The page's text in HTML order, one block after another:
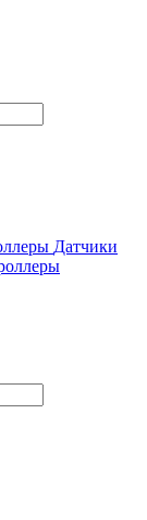
Датчики